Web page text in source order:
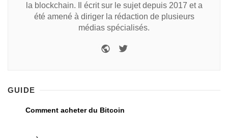
la blockchain. Il écrit sur le sujet depuis 2017 et a
été amené à diriger la rédaction de plusieurs
médias spécialisés.
GUIDE
Comment acheter du Bitcoin